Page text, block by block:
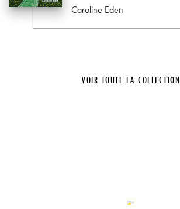
Caroline Eden
VOIR TOUTE LA COLLECTION